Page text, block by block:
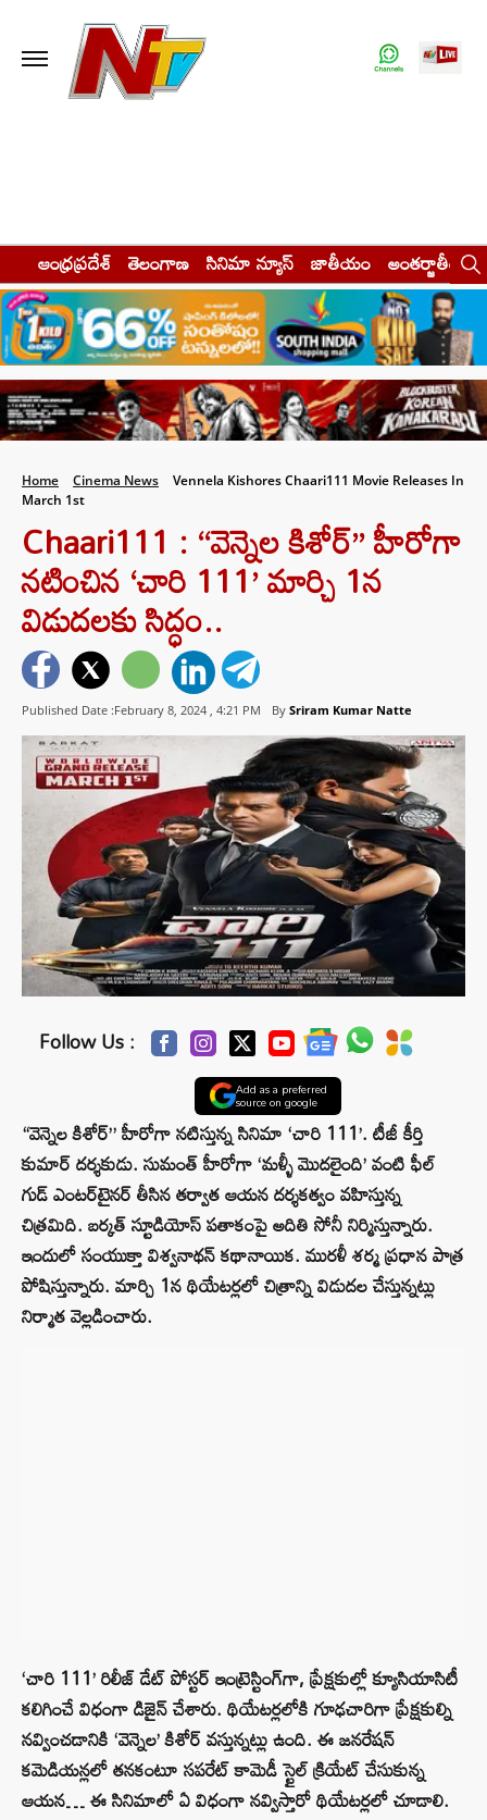
ఆంధ్రప్రదేశ్ తెలంగాణ సినిమా న్యూస్ జాతీయం అంతర్జాతీయం
Home Cinema News
Vennela Kishores Chaari111 Movie Releases In
March 1st
Chaari111 : “వెన్నెల కిశోర్” హీరోగా
నటించిన ‘చారి 111’ మార్చి 1న
విడుదలకు సిద్ధం..
Published Date :February 8, 2024 , 4:21 PM By Sriram Kumar Natte
Follow Us :
Add as a preferred
source on google
“వెన్నెల కిశోర్” హీరోగా నటిస్తున్న సినిమా ‘చారి 111’. టీజీ కీర్తి
కుమార్ దర్శకుడు. సుమంత్ హీరోగా ‘మళ్ళీ మొదలైంది’ వంటి ఫీల్
గుడ్ ఎంటర్‌టైనర్ తీసిన తర్వాత ఆయన దర్శకత్వం వహిస్తున్న
చిత్రమిది. బర్కత్ స్టూడియోస్ పతాకంపై అదితి సోనీ నిర్మిస్తున్నారు.
ఇందులో సంయుక్తా విశ్వనాథన్ కథానాయిక. మురళీ శర్మ ప్రధాన పాత్ర
పోషిస్తున్నారు. మార్చి 1న థియేటర్లలో చిత్రాన్ని విడుదల చేస్తున్నట్లు
నిర్మాత వెల్లడించారు.
‘చారి 111’ రిలీజ్ డేట్ పోస్టర్ ఇంట్రెస్టింగ్‌గా, ప్రేక్షకుల్లో క్యూసియాసిటీ
కలిగించే విధంగా డిజైన్ చేశారు. థియేటర్లలోకి గూఢచారిగా ప్రేక్షకుల్ని
నవ్వించడానికి ‘వెన్నెల’ కిశోర్ వస్తున్నట్లు ఉంది. ఈ జనరేషన్
కమెడియన్లలో తనకంటూ సపరేట్ కామెడీ స్టైల్ క్రియేట్ చేసుకున్న
ఆయన… ఈ సినిమాలో ఏ విధంగా నవ్విస్తారో థియేటర్లలో చూడాలి.